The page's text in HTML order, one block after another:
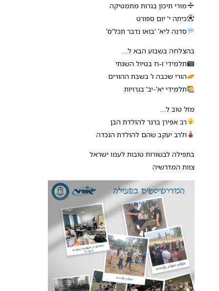
מורי תיכון בגרות מתמטיקה
כיתה י' יום ספורט
סדנה ליא' 'בואו נדבר תכל'ס'
בהצלחה בשבוע הבא ל…
תלמידי ז-ח בטיול השנתי
הורי שכבה ז' בשבת ההורים
תלמידי יא'-יב' בגרויות
מזל טוב ל…
רב אפירן ברנר להולדת הבן
ולרב יעקב שהם להולדת הנכדה
בתפילה לבשורות טובות לעמו ישראל
צוות המדרשיה